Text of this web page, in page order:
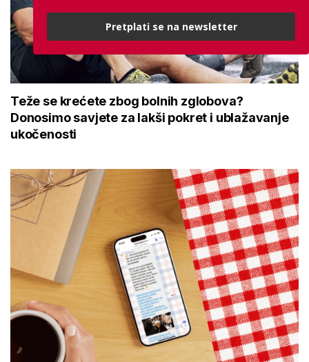
Teže se krećete zbog bolnih zglobova?
Donosimo savjete za lakši pokret i ublažavanje
ukočenosti
Pretplati se na newsletter